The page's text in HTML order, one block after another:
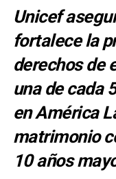
Unicef
fortalece la
derechos de
una de cada
en América
matrimonio
10 años